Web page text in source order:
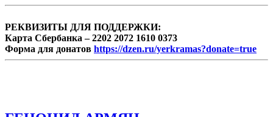
РЕКВИЗИТЫ ДЛЯ ПОДДЕРЖКИ:
Карта Сбербанка – 2202 2072 1610 0373
Форма для донатов https://dzen.ru/yerkramas?donate=true